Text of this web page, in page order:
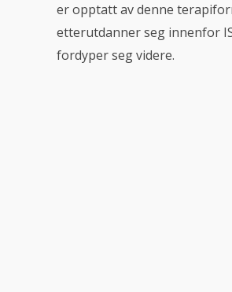
er opptatt av denne
etterutdanner seg innenfor
fordyper seg videre.